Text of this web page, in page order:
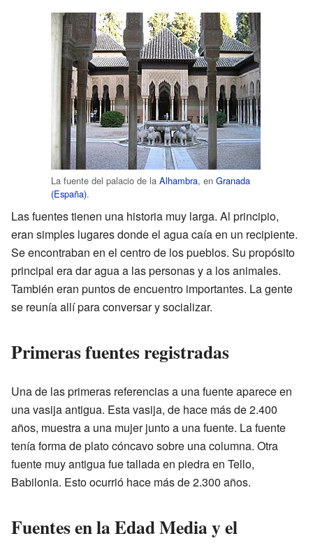
La fuente del palacio de la Alhambra, en Granada
(España).
Las fuentes tienen una historia muy larga. Al principio,
eran simples lugares donde el agua caía en un recipiente.
Se encontraban en el centro de los pueblos. Su propósito
principal era dar agua a las personas y a los animales.
También eran puntos de encuentro importantes. La gente
se reunía allí para conversar y socializar.
Primeras fuentes registradas
Una de las primeras referencias a una fuente aparece en
una vasija antigua. Esta vasija, de hace más de 2.400
años, muestra a una mujer junto a una fuente. La fuente
tenía forma de plato cóncavo sobre una columna. Otra
fuente muy antigua fue tallada en piedra en Tello,
Babilonia. Esto ocurrió hace más de 2.300 años.
Fuentes en la Edad Media y el